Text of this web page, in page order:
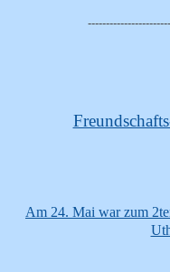
Am 24. Mai war zum